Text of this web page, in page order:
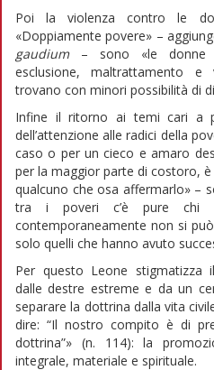
Poi la violenza contro le
«Doppiamente povere» –
gaudium– sono «le donne
esclusione, maltrattamento e
trovano con minori possibilità di
Infine il ritorno ai temi cari a
dell’attenzione alle radici della
caso o per un cieco e amaro
per la maggior parte di costoro, è
qualcuno che osa affermarlo» –
tra i poveri c’è pure chi
contemporaneamente non si
solo quelli che hanno avuto
Per questo Leone stigmatizza
dalle destre estreme e da un
separare la dottrina dalla vita
dire: “Il nostro compito è di
dottrina”» (n. 114): la
integrale, materiale e spirituale.